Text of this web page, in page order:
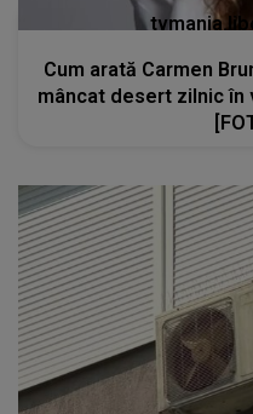
Cum arată Carmen
mâncat desert zilnic în